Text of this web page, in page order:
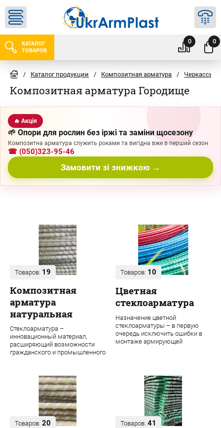
КАТАЛОГ
ТОВАРОВ
0 0
/ Каталог продукции / Композитная арматура / Черкассы
Композитная арматура Городище
🔥 Акція
🌱 Опори для рослин без іржі та заміни щосезону
Композитна арматура служить роками та вигідна вже в перший сезон
☎ (050)323-95-46
Замовити зі знижкою →
Товаров: 19
Композитная
арматура
натуральная
Стеклоарматура –
инновационный материал,
расширяющий возможности
гражданского и промышленного
Товаров: 10
Цветная
стеклоарматура
Назначение цветной
стеклоарматуры – в первую
очередь исключить ошибки в
монтаже армирующей
Товаров: 20 Товаров: 41